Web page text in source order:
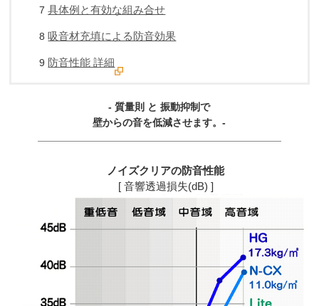
7具体例と有効な組み合せ
8 吸音材充填による防音効果
9 防音性能 詳細
- 質量則 と 振動抑制で
壁からの音を低減させます。-
ノイズクリアの防音性能
[ 音響透過損失(dB) ]